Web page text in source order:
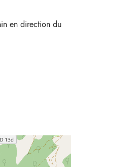
en direction du